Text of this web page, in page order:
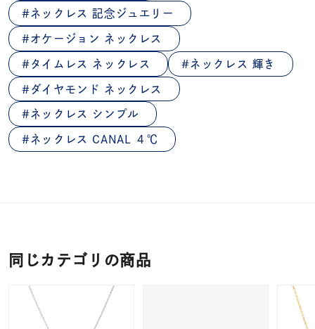
ネックレス 記念ジュエリー
オケージョン ネックレス
タイムレス ネックレス ネックレス 輝き
ダイヤモンド ネックレス
ネックレス シンプル
ネックレス CANAL ４℃
同じカテゴリの商品